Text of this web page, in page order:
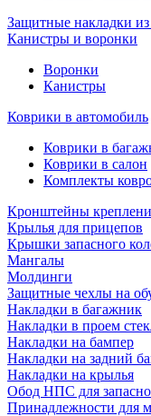
Защитные накладки из
Канистры и воронки
Воронки
Канистры
Коврики в автомобиль
Коврики в
Коврики в салон
Комплекты
Кронштейны
Крылья для прицепов
Крышки запасного
Мангалы
Молдинги
Защитные чехлы на
Накладки в багажник
Накладки в проем
Накладки на бампер
Накладки на задний
Накладки на крылья
Обод НПС для
Принадлежности для